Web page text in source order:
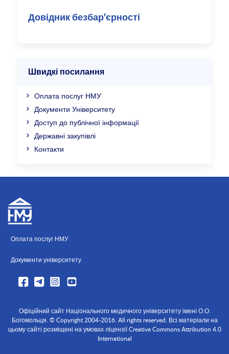
Довідник безбар’єрності
Швидкі посилання
Оплата послуг НМУ
Документи Університету
Доступ до публічної інформації
Державні закупівлі
Контакти
Оплата послуг НМУ
Документи університету
Офіційний сайт Національного медичного університету імені О.О.
Богомольця. © Copyright 2004-2016. All rights reserved. Всі матеріали на
цьому сайті розміщені на умовах ліцензії Creative Commons Attribution 4.0
International